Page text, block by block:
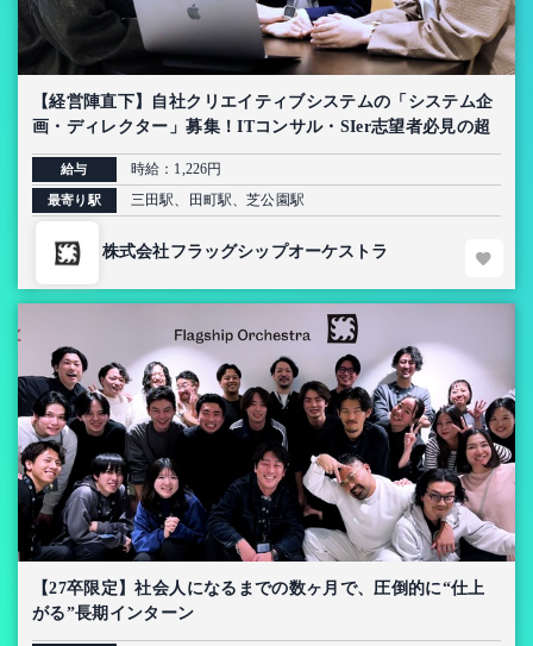
【経営陣直下】自社クリエイティブシステムの「システム企
画・ディレクター」募集！ITコンサル・SIer志望者必見の超
上流インターン【AI導入プロジェクト】
給与 時給：1,226円
最寄り駅 三田駅、田町駅、芝公園駅
株式会社フラッグシップオーケストラ
【27卒限定】社会人になるまでの数ヶ月で、圧倒的に“仕上
がる”長期インターン